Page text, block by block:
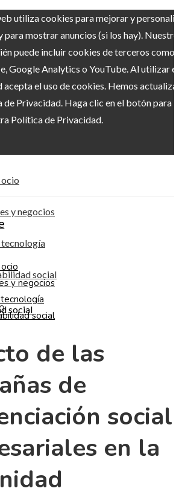
utiliza cookies para mejorar y
para mostrar anuncios (si los hay). Nuestro
puede incluir cookies de terceros como
Google Analytics o YouTube. Al utilizar el
acepta el uso de cookies. Hemos
de Privacidad. Haga clic en el botón para
Política de Privacidad.
y negocios
tecnología
social
y negocios
social
social
de las
de
social
en la